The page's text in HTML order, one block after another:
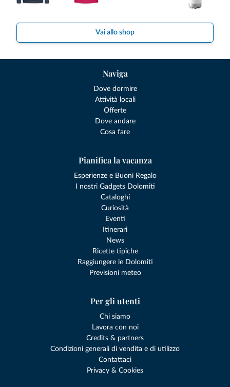
Vai allo shop
Naviga
Dove dormire
Attività locali
Offerte
Dove andare
Cosa fare
Pianifica la vacanza
Esperienze e Buoni Regalo
I nostri Gadgets Dolomiti
Cataloghi
Curiosità
Eventi
Itinerari
News
Ricette tipiche
Raggiungere le Dolomiti
Previsioni meteo
Per gli utenti
Chi siamo
Lavora con noi
Credits & partners
Condizioni generali di vendita e di utilizzo
Contattaci
Privacy & Cookies